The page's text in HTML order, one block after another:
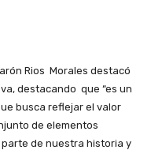
Rios Morales destacó
destacando que “es un
busca reflejar el valor
de elementos
de nuestra historia y